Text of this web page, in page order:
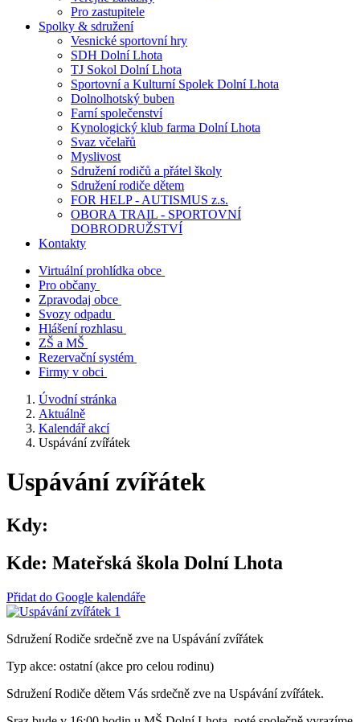
Pro zastupitele
Spolky & sdružení
Vesnické sportovní hry
SDH Dolní Lhota
TJ Sokol Dolní Lhota
Sportovní a Kulturní Spolek Dolní Lhota
Dolnolhotský buben
Farní společenství
Kynologický klub farma Dolní Lhota
Svaz včelařů
Myslivost
Sdružení rodičů a přátel školy
Sdružení rodiče dětem
FOR HELP - AUTISMUS z.s.
OBORA TRAIL - SPORTOVNÍ
DOBRODRUŽSTVÍ
Kontakty
Virtuální prohlídka obce
Pro občany
Zpravodaj obce
Svozy odpadu
Hlášení rozhlasu
ZŠ a MŠ
Rezervační systém
Firmy v obci
Úvodní stránka
Aktuálně
Kalendář akcí
Uspávání zvířátek
Uspávání zvířátek
Kdy:
Kde: Mateřská škola Dolní Lhota
Přidat do Google kalendáře
Sdružení Rodiče srdečně zve na Uspávání zvířátek
Typ akce: ostatní (akce pro celou rodinu)
Sdružení Rodiče dětem Vás srdečně zve na Uspávání zvířátek.